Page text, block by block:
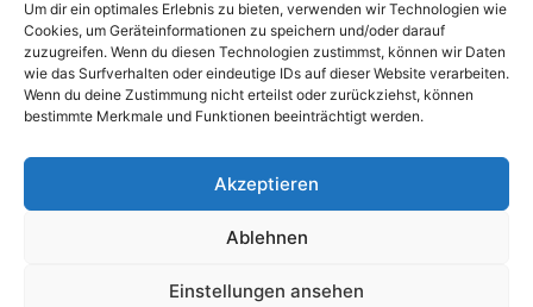
Um dir ein optimales Erlebnis zu bieten, verwenden wir Technologien wie
Cookies, um Geräteinformationen zu speichern und/oder darauf
zuzugreifen. Wenn du diesen Technologien zustimmst, können wir Daten
wie das Surfverhalten oder eindeutige IDs auf dieser Website verarbeiten.
Wenn du deine Zustimmung nicht erteilst oder zurückziehst, können
bestimmte Merkmale und Funktionen beeinträchtigt werden.
Akzeptieren
Ablehnen
Einstellungen ansehen
h
i
v
Unterstützt von: